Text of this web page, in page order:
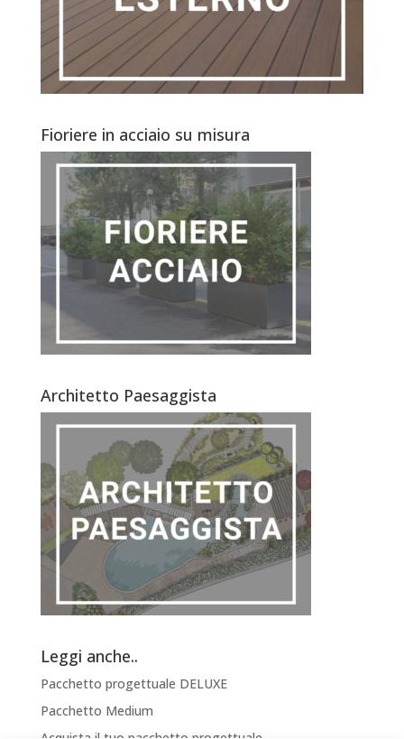
Fioriere in acciaio su misura
Architetto Paesaggista
Leggi anche..
Pacchetto progettuale DELUXE
Pacchetto Medium